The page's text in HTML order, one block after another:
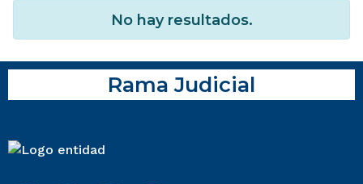
No hay resultados.
Rama Judicial